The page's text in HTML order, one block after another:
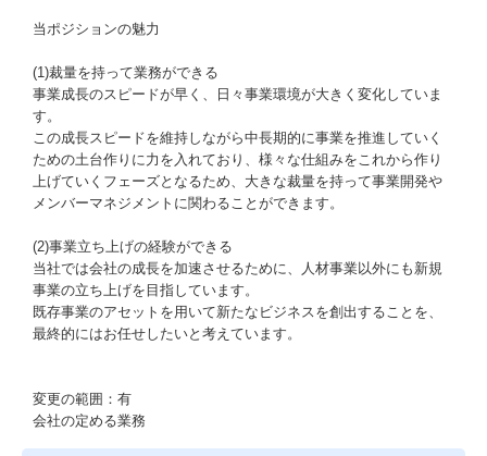
当ポジションの魅力
(1)裁量を持って業務ができる
事業成長のスピードが早く、日々事業環境が大きく変化していま
す。
この成長スピードを維持しながら中長期的に事業を推進していく
ための土台作りに力を入れており、様々な仕組みをこれから作り
上げていくフェーズとなるため、大きな裁量を持って事業開発や
メンバーマネジメントに関わることができます。
(2)事業立ち上げの経験ができる
当社では会社の成長を加速させるために、人材事業以外にも新規
事業の立ち上げを目指しています。
既存事業のアセットを用いて新たなビジネスを創出することを、
最終的にはお任せしたいと考えています。
変更の範囲：有
会社の定める業務